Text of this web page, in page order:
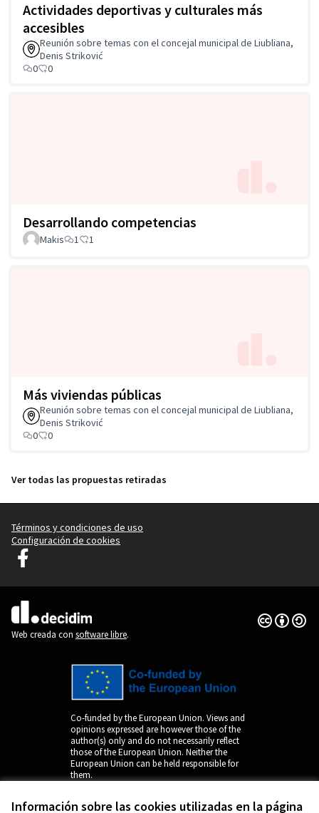
Información sobre las cookies utilizadas en la página
Actividades deportivas y culturales más
accesibles
Reunión sobre temas con el concejal municipal de Liubliana,
Denis Striković
0
0
Desarrollando competencias
Makis 1 1
Más viviendas públicas
Reunión sobre temas con el concejal municipal de Liubliana,
Denis Striković
0
0
Ver todas las propuestas retiradas
Términos y condiciones de uso
Configuración de cookies
Decidim Liubliana en Facebook
(Enlace externo)
Web creada con software libre.
Con
(Enlace
Co-funded by the European Union. Views and
opinions expressed are however those of the
author(s) only and do not necessarily reflect
those of the European Union. Neither the
European Union can be held responsible for
them.